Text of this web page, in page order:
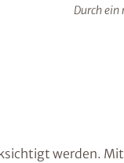
Durch
werden.